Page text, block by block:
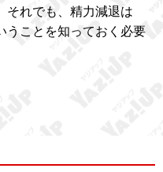
それでも、精力減退は
うことを知っておく必要